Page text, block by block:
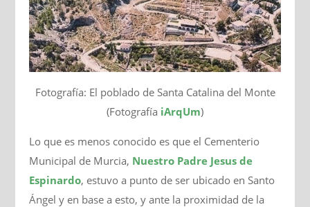
Fotografía: El poblado de Santa Catalina del Monte
(Fotografía iArqUm)
Lo que es menos conocido es que el Cementerio
Municipal de Murcia, Nuestro Padre Jesus de
Espinardo, estuvo a punto de ser ubicado en Santo
Ángel y en base a esto, y ante la proximidad de la